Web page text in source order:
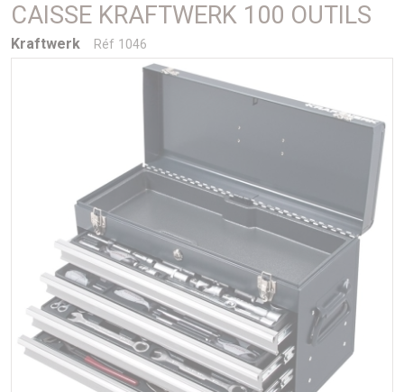
CAISSE KRAFTWERK 100 OUTILS
Kraftwerk Réf 1046